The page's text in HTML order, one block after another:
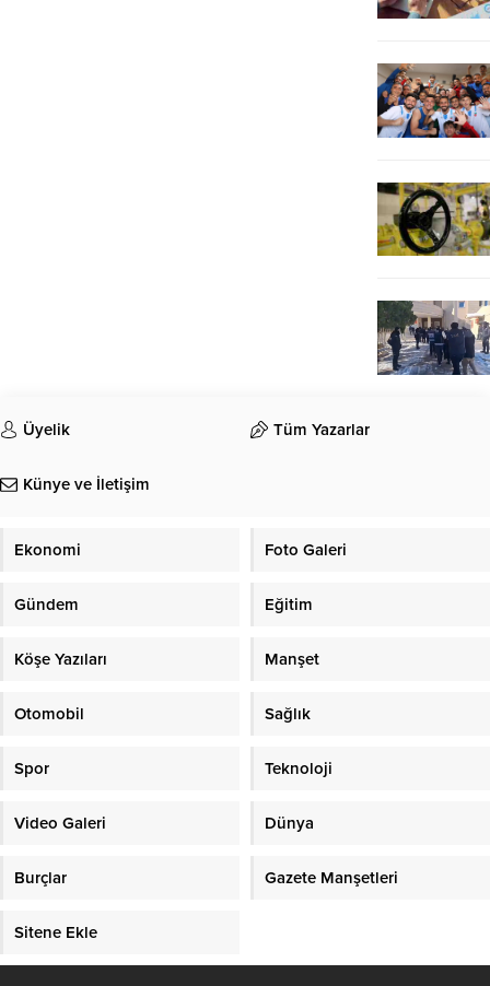
Üyelik Tüm Yazarlar
Künye ve İletişim
Ekonomi Foto Galeri
Gündem Eğitim
Köşe Yazıları Manşet
Otomobil Sağlık
Spor Teknoloji
Video Galeri Dünya
Burçlar Gazete Manşetleri
Sitene Ekle